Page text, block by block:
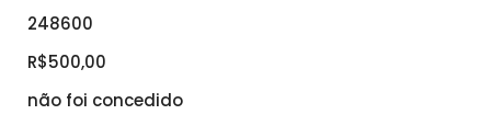
248600
R$500,00
não foi concedido